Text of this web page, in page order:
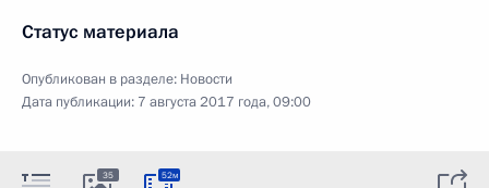
Статус материала
Опубликован в разделе: Новости
Дата публикации: 7 августа 2017 года, 09:00
35 52м